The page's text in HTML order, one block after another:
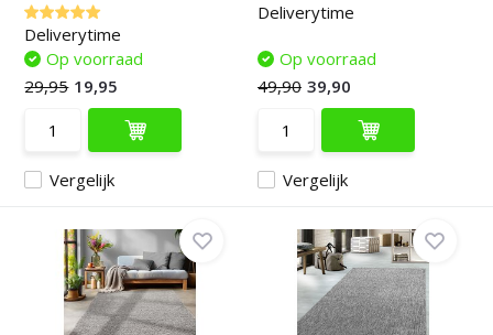
Deliverytime
Vergelijk
Op voorraad
29,95 19,95
Deliverytime
Vergelijk
Op voorraad
49,90 39,90